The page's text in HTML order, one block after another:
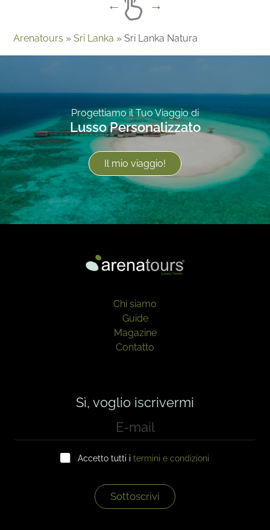
Arenatours »Sri Lanka »Sri Lanka Natura
Progettiamo il Tuo Viaggio di
Lusso Personalizzato
Il mio viaggio!
Chi siamo
Guide
Magazine
Contatto
Sì, voglio iscrivermi
m
Accetto tutti i termini e condizioni
Sottoscrivi